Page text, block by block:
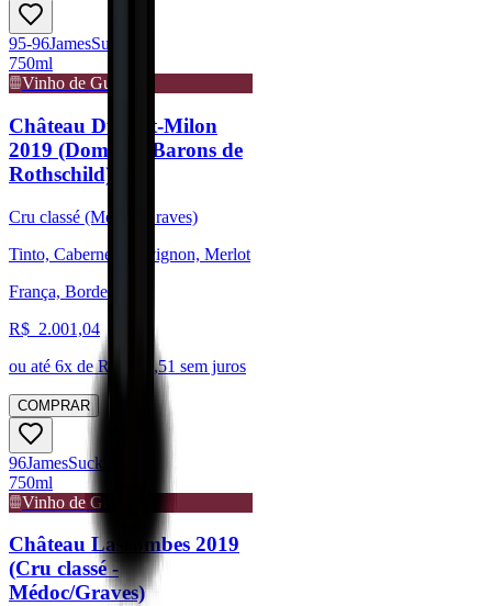
95-96JamesSuckling
750ml
Vinho de Guarda
Château Duhart-Milon
2019 (Domaine Barons de
Rothschild)
Cru classé (Médoc/Graves)
Tinto, Cabernet Sauvignon, Merlot
França, Bordeaux
R$ 2.001,04
ou até 6x de R$ 333,51 sem juros
COMPRAR
96JamesSuckling
750ml
Vinho de Guarda
Château Lascombes 2019
(Cru classé -
Médoc/Graves)